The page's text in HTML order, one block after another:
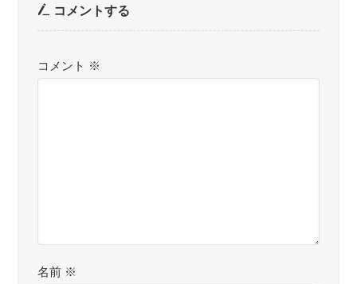
コメントする
コメント ※
名前 ※